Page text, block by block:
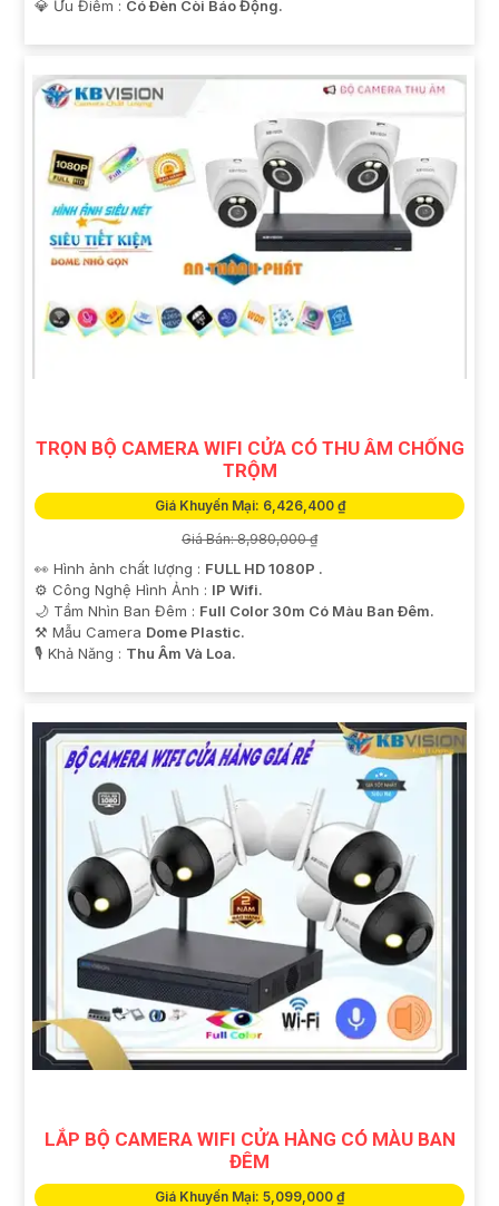
️💎 Ưu Điểm : Có Ðèn Còi Báo Động.
TRỌN BỘ CAMERA WIFI CỬA CÓ THU ÂM CHỐNG
TRỘM
Giá Khuyến Mại: 6,426,400 ₫
Giá Bán: 8,980,000 ₫
👀 Hình ảnh chất lượng : FULL HD 1080P .
⚙ Công Nghệ Hình Ảnh : IP Wifi.
🌙 Tầm Nhìn Ban Đêm : Full Color 30m Có Màu Ban Ðêm.
⚒ Mẫu Camera Dome Plastic.
️🎙 Khả Năng : Thu Âm Và Loa.
LẮP BỘ CAMERA WIFI CỬA HÀNG CÓ MÀU BAN
ĐÊM
Giá Khuyến Mại: 5,099,000 ₫